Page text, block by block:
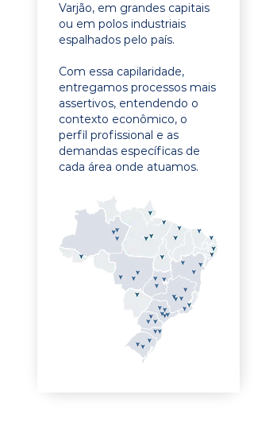
Varjão, em grandes capitais
ou em polos industriais
espalhados pelo país.
Com essa capilaridade,
entregamos processos mais
assertivos, entendendo o
contexto econômico, o
perfil profissional e as
demandas específicas de
cada área onde atuamos.